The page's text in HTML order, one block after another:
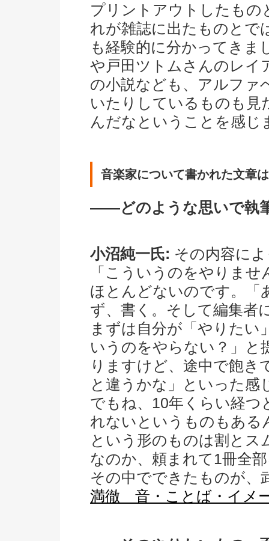
プリントアウトしたもの
れが雑誌に出たものとで
も経験的に分かってきま
や戸田ツトムさんのレイ
の小説なども、アルファ
いたりしているものも見
んだなということを感じ
音楽家について書かれた文章
――どのような思いで執
小沼純一氏: その内容に
「こういうのをやりま
ほとんどないのです。「
ず、書く。そして編集者
まずは自分が「やりたい
いうのをやらない？」と
りますけど、途中で飽き
と違うかな」といった感
でもね、10年くらい経
れないというものもある
という形のものは割とス
なのか、頼まれて1冊全
その中でできたものが、
満徹 音・ことば・イメ